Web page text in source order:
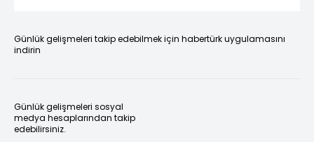
Günlük gelişmeleri takip edebilmek için habertürk uygulamasını
indirin
Günlük gelişmeleri sosyal
medya hesaplarından takip
edebilirsiniz.